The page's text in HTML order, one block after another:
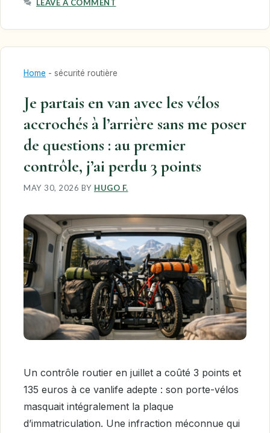
LEAVE A COMMENT
Home - sécurité routière
Je partais en van avec les vélos
accrochés à l’arrière sans me poser
de questions : au premier
contrôle, j’ai perdu 3 points
MAY 30, 2026 BY HUGO F.
Un contrôle routier en juillet a coûté 3 points et
135 euros à ce vanlife adepte : son porte-vélos
masquait intégralement la plaque
d’immatriculation. Une infraction méconnue qui